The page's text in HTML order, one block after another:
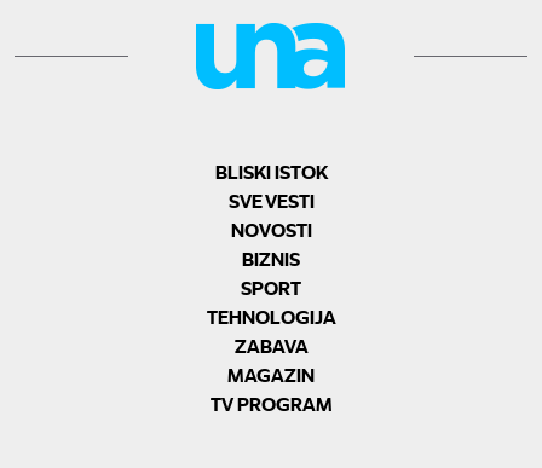
BLISKI ISTOK
SVE VESTI
NOVOSTI
BIZNIS
SPORT
TEHNOLOGIJA
ZABAVA
MAGAZIN
TV PROGRAM